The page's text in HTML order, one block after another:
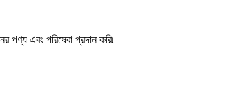
এবং পরিষেবা প্রদান করি৷